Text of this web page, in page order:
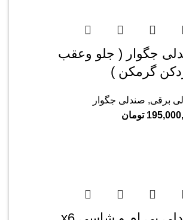
جگوار ( جلو وعقب
گرمکن )
برقی, صندلی جگوار
تومان